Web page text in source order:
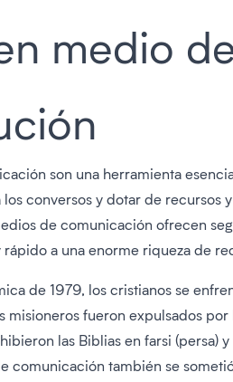
medio
son una herramienta
conversos y dotar de recursos
de comunicación ofrecen
a una enorme riqueza de
de 1979, los cristianos se
misioneros fueron expulsados
las Biblias en farsi (persa)
comunicación también se